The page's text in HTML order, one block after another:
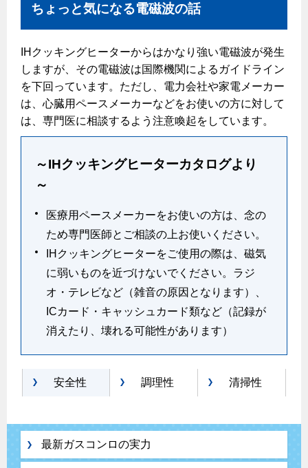
ちょっと気になる電磁波の話
IHクッキングヒーターからはかなり強い電磁波が発生
しますが、その電磁波は国際機関によるガイドライン
を下回っています。ただし、電力会社や家電メーカー
は、心臓用ペースメーカーなどをお使いの方に対して
は、専門医に相談するよう注意喚起をしています。
～IHクッキングヒーターカタログより
～
医療用ペースメーカーをお使いの方は、念の
ため専門医師とご相談の上お使いください。
IHクッキングヒーターをご使用の際は、磁気
に弱いものを近づけないでください。ラジ
オ・テレビなど（雑音の原因となります）、
ICカード・キャッシュカード類など（記録が
消えたり、壊れる可能性があります）
安全性 調理性 清掃性
最新ガスコンロの実力